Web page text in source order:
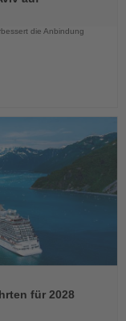
die Anbindung
für 2028